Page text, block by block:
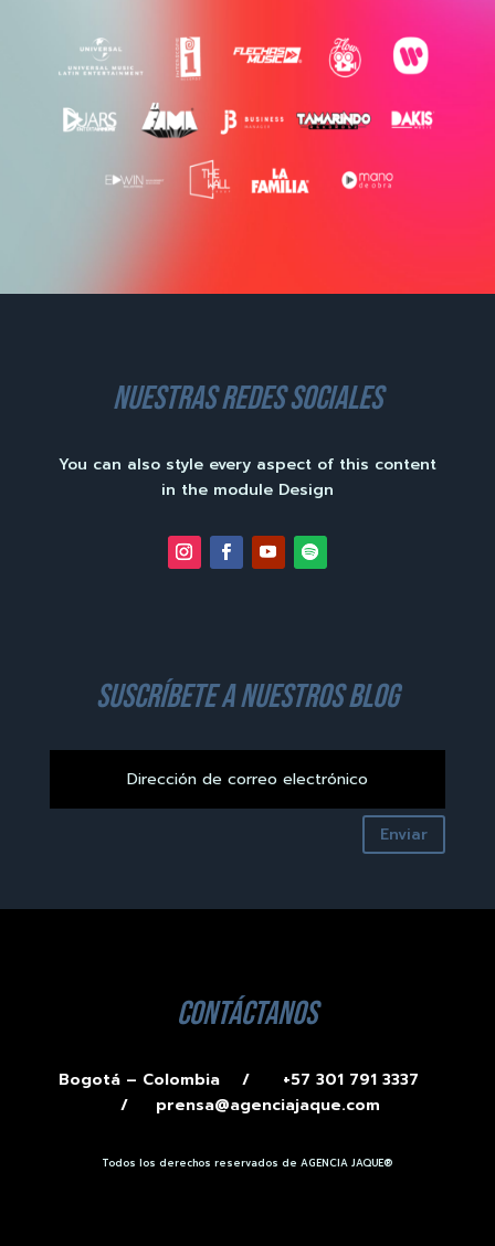
nuestras redes sociales
You can also style every aspect of this content
in the module Design
suscríbete a nuestros blog
Enviar
contáctanos
Bogotá – Colombia /
+57 301 791 3337
/ prensa@agenciajaque.com
Todos los derechos reservados de AGENCIA JAQUE®